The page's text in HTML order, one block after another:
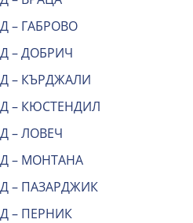
– ГАБРОВО
– ДОБРИЧ
– КЪРДЖАЛИ
– КЮСТЕНДИЛ
– ЛОВЕЧ
– МОНТАНА
– ПАЗАРДЖИК
– ПЕРНИК